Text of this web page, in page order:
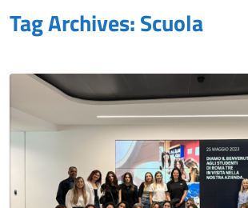
Tag Archives: Scuola